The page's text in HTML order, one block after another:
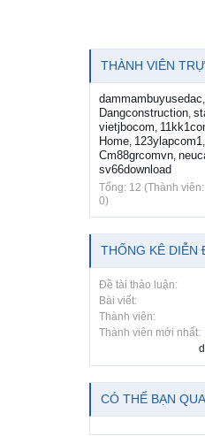
THÀNH VIÊN
dammambuyusedac,
Dangconstruction,
vietjbocom,
Home, 123ylapcom1,
Cm88grcomvn,
sv66download
Tổng: 12 (Thành
0)
THỐNG KÊ DIỄN
Đề tài thảo luận:
Bài viết:
Thành viên:
Thành viên mới nhất:
CÓ THỂ BẠN